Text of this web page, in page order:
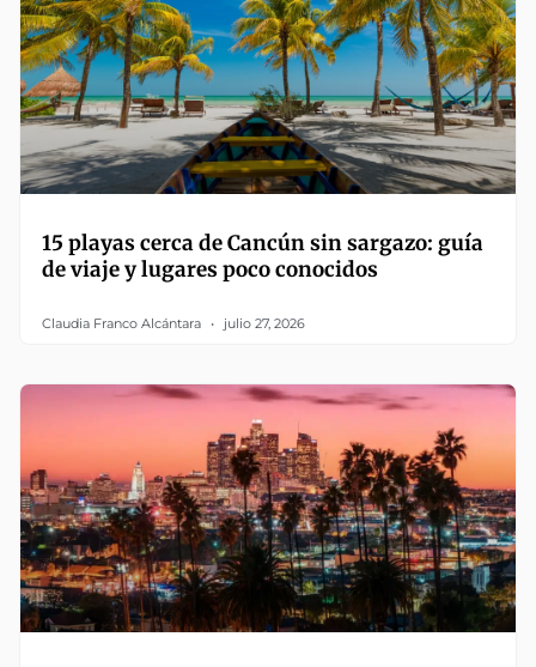
15 playas cerca de Cancún sin sargazo: guía
de viaje y lugares poco conocidos
Claudia Franco Alcántara julio 27, 2026